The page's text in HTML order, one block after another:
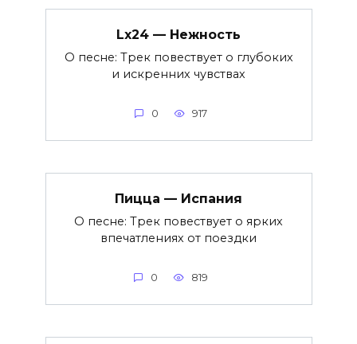
Lx24 — Нежность
О песне: Трек повествует о глубоких
и искренних чувствах
0 917
Пицца — Испания
О песне: Трек повествует о ярких
впечатлениях от поездки
0 819